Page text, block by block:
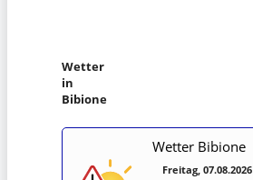
Wetter
in
Bibione
Wetter Bibione
Freitag, 07.08.2026